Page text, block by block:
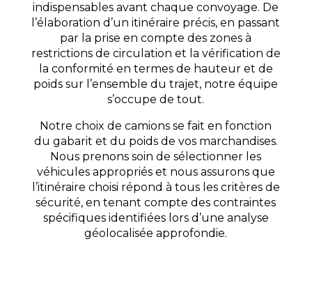
indispensables avant chaque convoyage. De
l’élaboration d’un itinéraire précis, en passant
par la prise en compte des zones à
restrictions de circulation et la vérification de
la conformité en termes de hauteur et de
poids sur l’ensemble du trajet, notre équipe
s’occupe de tout.
Notre choix de camions se fait en fonction
du gabarit et du poids de vos marchandises.
Nous prenons soin de sélectionner les
véhicules appropriés et nous assurons que
l’itinéraire choisi répond à tous les critères de
sécurité, en tenant compte des contraintes
spécifiques identifiées lors d’une analyse
géolocalisée approfondie.